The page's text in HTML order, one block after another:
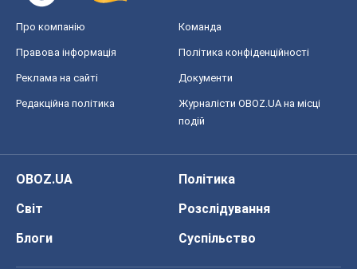
Про компанію Команда
Правова інформація Політика конфіденційності
Реклама на сайті Документи
Редакційна політика
Журналісти OBOZ.UA на місці
подій
OBOZ.UA
Політика
Світ
Розслідування
Блоги
Суспільство